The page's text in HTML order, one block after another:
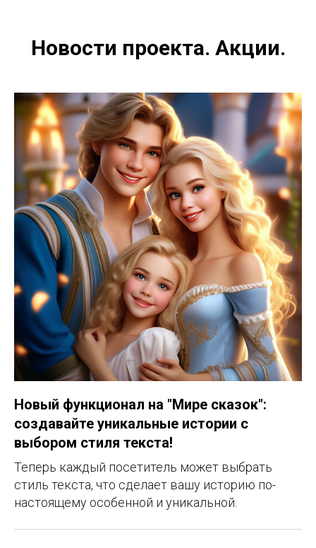
Новости проекта. Акции.
Новый функционал на "Мире сказок":
создавайте уникальные истории с
выбором стиля текста!
Теперь каждый посетитель может выбрать
стиль текста, что сделает вашу историю по-
настоящему особенной и уникальной.